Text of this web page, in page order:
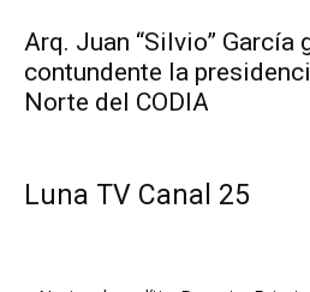
Arq. Juan “Silvio” García
contundente la
Norte del CODIA
Luna TV Canal 25